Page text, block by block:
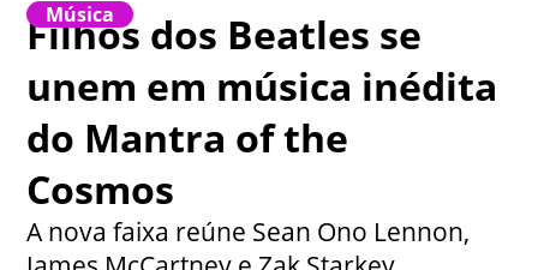
Música
Filhos dos Beatles se
unem em música inédita
do Mantra of the
Cosmos
A nova faixa reúne Sean Ono Lennon,